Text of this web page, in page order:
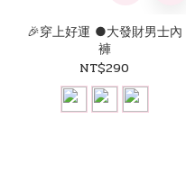
🎉穿上好運 ●大發財男士內
褲
NT$290